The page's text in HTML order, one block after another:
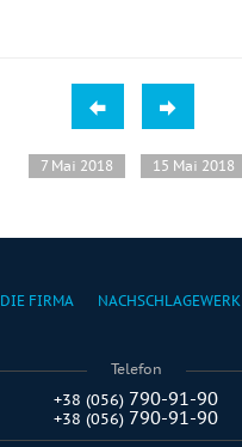
7 Mai 2018 15 Mai 2018
DIE FIRMA NACHSCHLAGEWERK
Telefon
+38 (056) 790-91-90
+38 (056) 790-91-90